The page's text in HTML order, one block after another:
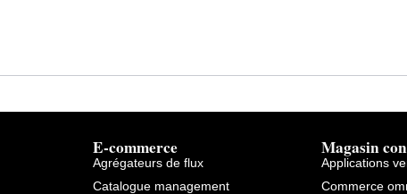
E-commerce
Agrégateurs de flux
Catalogue management
Magasin
Applications
Commerce